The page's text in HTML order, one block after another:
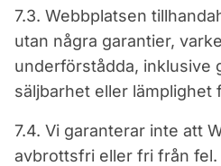
7.3. Webbplatsen
utan några garantier,
underförstådda, inklusive
säljbarhet eller lämplighet
7.4. Vi garanterar inte att
avbrottsfri eller fri från fel.